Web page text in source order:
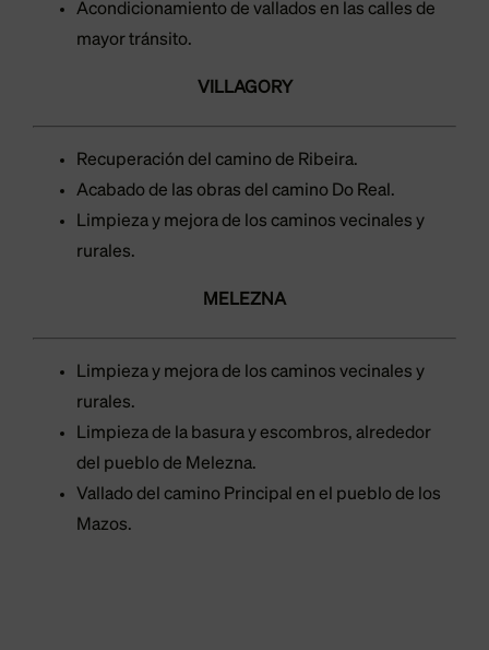
Acondicionamiento de vallados en las calles de
mayor tránsito.
VILLAGORY
Recuperación del camino de Ribeira.
Acabado de las obras del camino Do Real.
Limpieza y mejora de los caminos vecinales y
rurales.
MELEZNA
Limpieza y mejora de los caminos vecinales y
rurales.
Limpieza de la basura y escombros, alrededor
del pueblo de Melezna.
Vallado del camino Principal en el pueblo de los
Mazos.